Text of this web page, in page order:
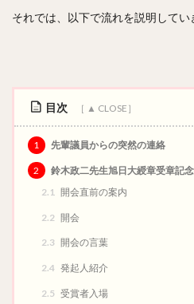
それでは、以下で流れを説明してい
目次
1 先輩議員からの突然の連絡
2
鈴木政二先生旭日大綬章受章記
2.1 開会直前の案内
2.2 開会
2.3 開会の言葉
2.4 発起人紹介
2.5 受賞者入場
呻吟語
格言 議員イン
久松倫子
中尾博憲